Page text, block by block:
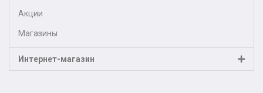
Акции
Магазины
Интернет-магазин